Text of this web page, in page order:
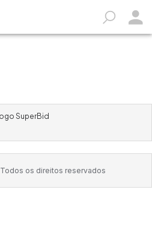
Todos os direitos reservados